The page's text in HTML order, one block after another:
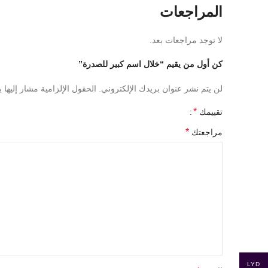
المراجعات
لا توجد مراجعات بعد.
كن أول من يقيم “خلال اسم كبير للصدرة”
لن يتم نشر عنوان بريدك الإلكتروني. الحقول الإلزامية مشار إليها
تقييمك *
مراجعتك *
LYD